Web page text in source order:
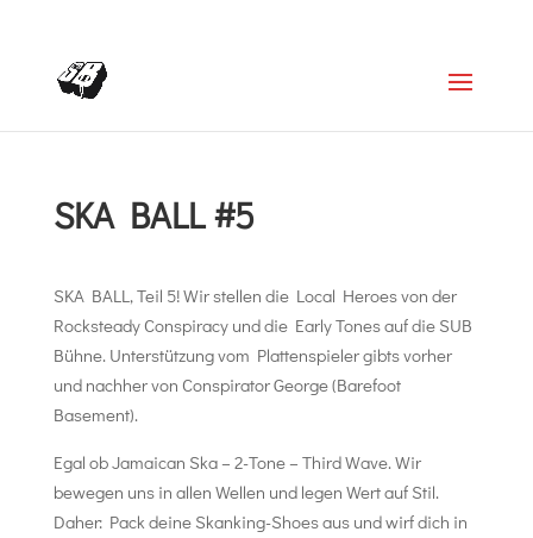
SKA BALL #5
SKA BALL, Teil 5! Wir stellen die Local Heroes von der
Rocksteady Conspiracy und die Early Tones auf die SUB
Bühne. Unterstützung vom Plattenspieler gibts vorher
und nachher von Conspirator George (Barefoot
Basement).
Egal ob Jamaican Ska – 2-Tone – Third Wave. Wir
bewegen uns in allen Wellen und legen Wert auf Stil.
Daher: Pack deine Skanking-Shoes aus und wirf dich in